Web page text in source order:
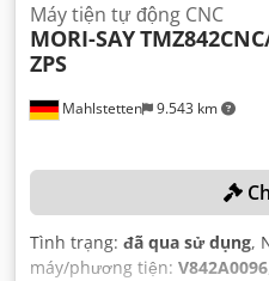
Mahlstetten 9.543 km
Máy tiện tự động CNC
MORI-SAY
ZPS
Tình trạng: đã qua sử dụng,
máy/phương tiện: V842A0096